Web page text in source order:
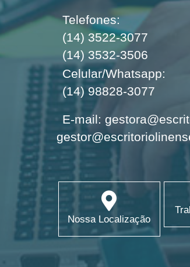
Telefones:
(14) 3522-3077
(14) 3532-3506
Celular/Whatsapp:
(14) 98828-3077
E-mail:
Nossa Localização